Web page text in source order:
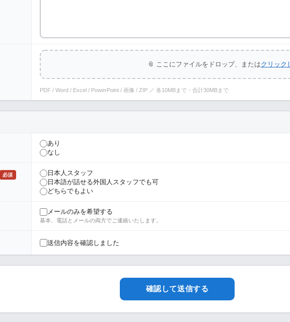
📎 ここにファイルをドロップ、またはクリック
PDF / Word / Excel / PowerPoint / 画像 / ZIP ／ 各10MBまで・合計30MBまで
あり
なし
必須
日本人スタッフ
日本語が話せる外国人スタッフでも可
どちらでもよい
メールのみを希望する
基本、電話とメールの両方でご連絡いたします。
送信内容を確認しました